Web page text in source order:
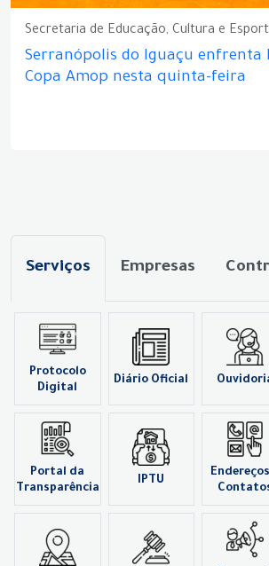
Secretaria de Educação, Cultura e
Serranópolis do Iguaçu enfrenta
Copa Amop nesta quinta-feira
Serviços Empresas
Protocolo
Digital
Diário Oficial
Portal da
Transparência
IPTU